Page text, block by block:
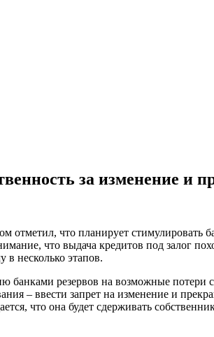
за изменение и
отметил, что планирует стимулировать
что выдача кредитов под залог
в несколько этапов.
резервов на возможные потери с
– ввести запрет на изменение и
что она будет сдерживать